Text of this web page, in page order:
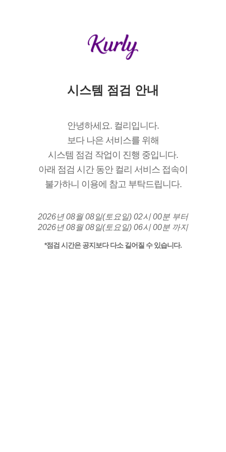
시스템 점검 안내
안녕하세요. 컬리입니다.
보다 나은 서비스를 위해
시스템 점검 작업이 진행 중입니다.
아래 점검 시간 동안 컬리 서비스 접속이
불가하니 이용에 참고 부탁드립니다.
2026년 08월 08일(토요일) 02시 00분 부터
2026년 08월 08일(토요일) 06시 00분 까지
*점검 시간은 공지보다 다소 길어질 수 있습니다.